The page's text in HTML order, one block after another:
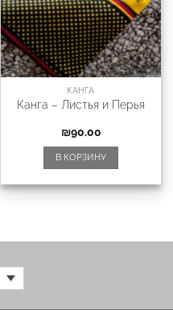
КАНГА
Канга – Листья и Перья
₪90.00
В КОРЗИНУ